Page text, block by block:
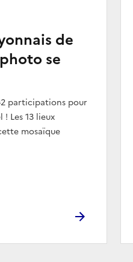
de
se
participations pour
Les 13 lieux
mosaïque